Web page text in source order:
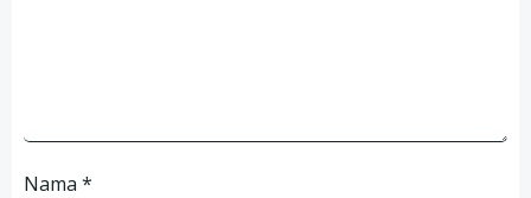
Nama *